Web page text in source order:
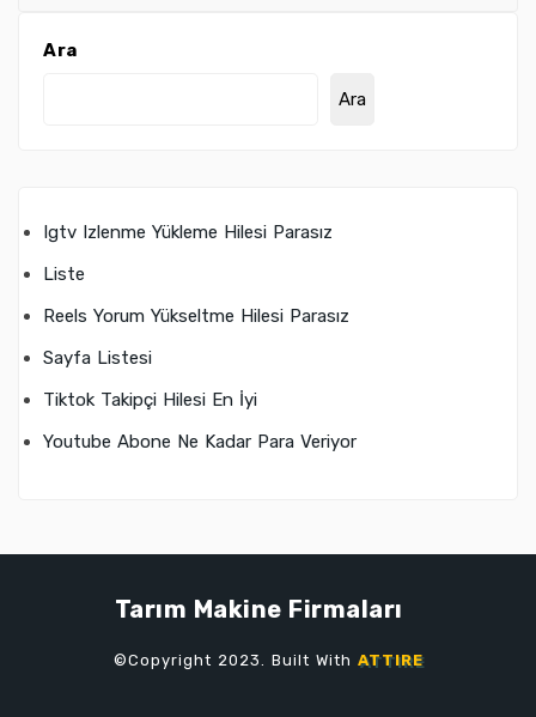
Ara
Ara
Igtv Izlenme Yükleme Hilesi Parasız
Liste
Reels Yorum Yükseltme Hilesi Parasız
Sayfa Listesi
Tiktok Takipçi Hilesi En İyi
Youtube Abone Ne Kadar Para Veriyor
Tarım Makine Firmaları
©Copyright 2023. Built With ATTIRE